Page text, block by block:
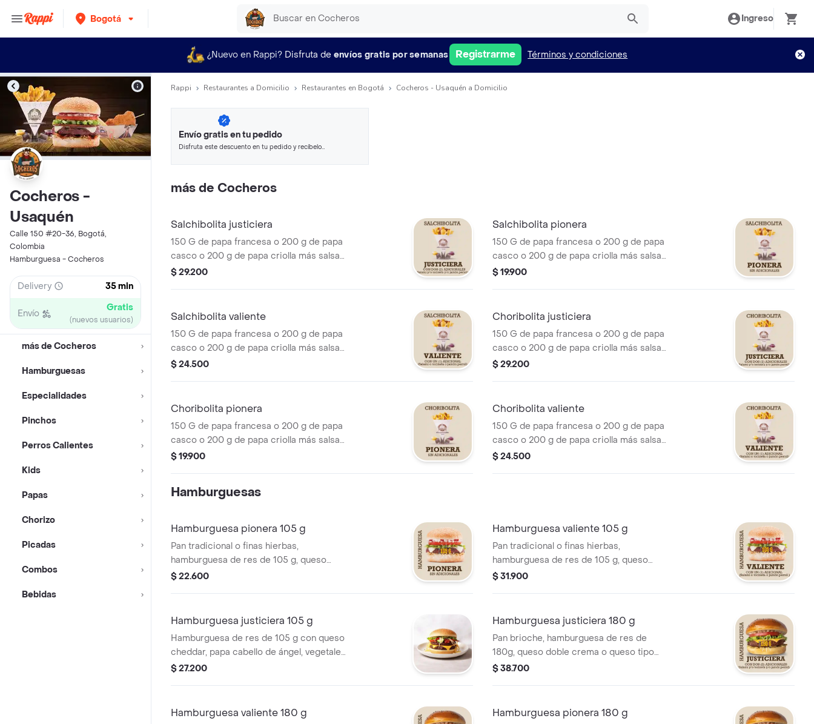
Bogotá Ingreso
¿Nuevo en Rappi? Disfruta de envíos gratis por semanas Registrarme Términos y condiciones
Cocheros -
Usaquén
Calle 150 #20-36, Bogotá,
Colombia
Hamburguesa - Cocheros
Delivery 35 min
Envío Gratis
(nuevos usuarios)
más de Cocheros
Hamburguesas
Especialidades
Pinchos
Perros Calientes
Kids
Papas
Chorizo
Picadas
Combos
Bebidas
Rappi Restaurantes a Domicilio Restaurantes en Bogotá Cocheros - Usaquén a Domicilio
Envío gratis en tu pedido
Disfruta este descuento en tu pedido y recíbelo
más de Cocheros
Salchibolita justiciera
150 G de papa francesa o 200 g de papa
casco o 200 g de papa criolla más salsa
queso cheddar o salsa cocheros, porción
$ 29.200
Salchibolita pionera
150 G de papa francesa o 200 g de papa
casco o 200 g de papa criolla más salsa
queso cheddar o salsa cocheros y
$ 19.900
Salchibolita valiente
150 G de papa francesa o 200 g de papa
casco o 200 g de papa criolla más salsa
queso cheddar o salsa cocheros, porción
$ 24.500
Choribolita justiciera
150 G de papa francesa o 200 g de papa
casco o 200 g de papa criolla más salsa
queso cheddar o salsa cocheros, porción
$ 29.200
Choribolita pionera
150 G de papa francesa o 200 g de papa
casco o 200 g de papa criolla más salsa
queso cheddar o salsa cocheros y
$ 19.900
Choribolita valiente
150 G de papa francesa o 200 g de papa
casco o 200 g de papa criolla más salsa
queso cheddar o salsa cocheros, porción
$ 24.500
Hamburguesas
Hamburguesa pionera 105 g
Pan tradicional o finas hierbas,
hamburguesa de res de 105 g, queso
doble crema o queso tipo cheddar, papa
$ 22.600
Hamburguesa valiente 105 g
Pan tradicional o finas hierbas,
hamburguesa de res de 105 g, queso
doble crema o queso tipo cheddar, papa
$ 31.900
Hamburguesa justiciera 105 g
Hamburguesa de res de 105 g con queso
cheddar, papa cabello de ángel, vegetales
frescos y opción de salami, tocineta o
$ 27.200
Hamburguesa justiciera 180 g
Pan brioche, hamburguesa de res de
180g, queso doble crema o queso tipo
cheddar, papa cabello de ángel,
$ 38.700
Hamburguesa valiente 180 g Hamburguesa pionera 180 g